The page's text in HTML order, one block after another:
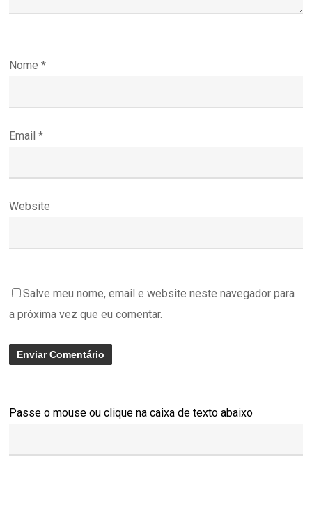
Nome*
Email*
Website
Salve meu nome, email e website neste navegador para
a próxima vez que eu comentar.
Passe o mouse ou clique na caixa de texto abaixo